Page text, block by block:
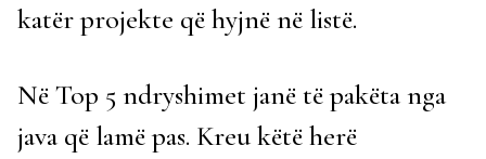
katër projekte që hyjnë në listë.
Në Top 5 ndryshimet janë të pakëta nga
java që lamë pas. Kreu këtë herë